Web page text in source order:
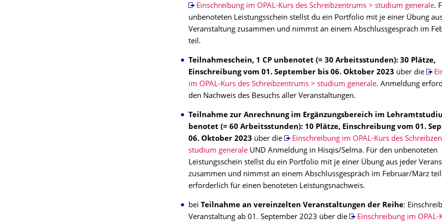
Einschreibung im OPAL-Kurs des Schreibzentrums > studium generale.
unbenoteten Leistungsschein stellst du ein Portfolio mit je einer Übung
Veranstaltung zusammen und nimmst an einem Abschlussgespräch im
teil.
Teilnahmeschein, 1 CP unbenotet (= 30 Arbeitsstunden): 30 Plätze,
Einschreibung vom 01. September bis 06. Oktober 2023 über die
im OPAL-Kurs des Schreibzentrums > studium generale. Anmeldung
den Nachweis des Besuchs aller Veranstaltungen.
Teilnahme zur Anrechnung im Ergänzungsbereich im
benotet (= 60 Arbeitsstunden): 10 Plätze, Einschreibung vom 01.
06. Oktober 2023 über die
Einschreibung im OPAL-Kurs des
studium generale UND Anmeldung in Hisqis/Selma. Für den unbenoteten
Leistungsschein stellst du ein Portfolio mit je einer Übung aus jeder
zusammen und nimmst an einem Abschlussgespräch im Februar/März
erforderlich für einen benoteten Leistungsnachweis.
bei Teilnahme an vereinzelten Veranstaltungen der Reihe:
Veranstaltung ab 01. September 2023 über die
Einschreibung im OPAL-